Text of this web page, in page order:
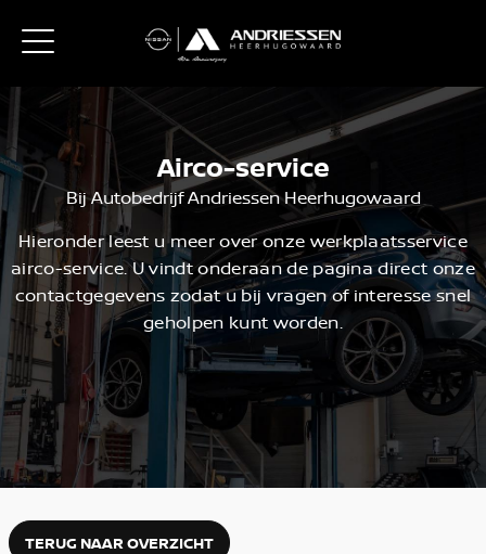
Airco-service
Bij Autobedrijf Andriessen Heerhugowaard
Hieronder leest u meer over onze werkplaatsservice
airco-service. U vindt onderaan de pagina direct onze
contactgegevens zodat u bij vragen of interesse snel
geholpen kunt worden.
TERUG NAAR OVERZICHT